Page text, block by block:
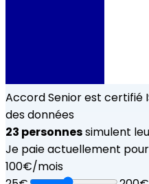
Accord Senior est certifié
des données
personnes simulent
paie actuellement pour
€/mois
200€
âge :